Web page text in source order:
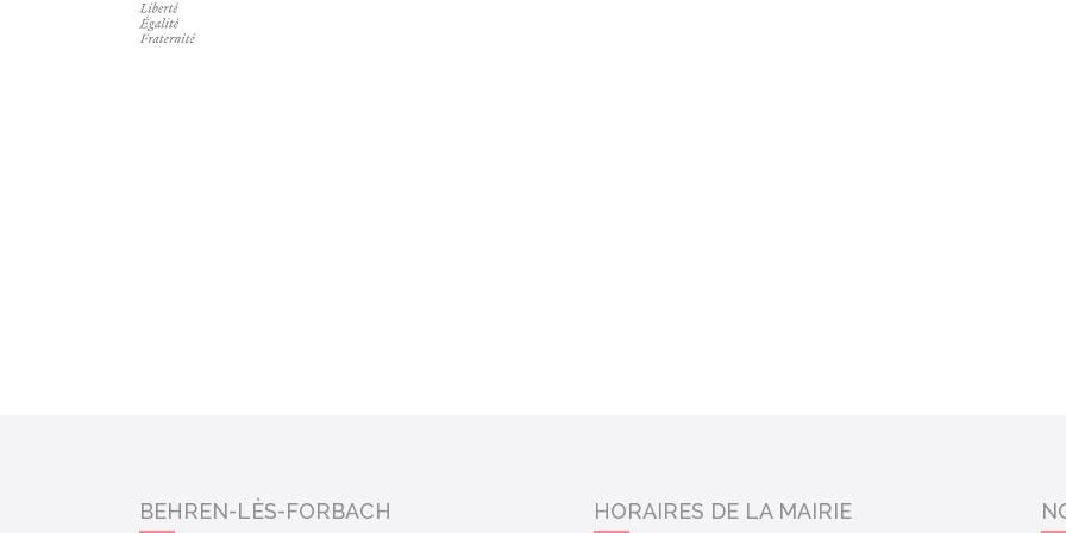
BEHREN-LÈS-FORBACH HORAIRES DE LA MAIRIE